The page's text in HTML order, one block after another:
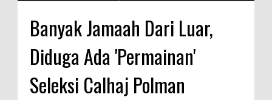
Banyak Jamaah Dari Luar,
Diduga Ada 'Permainan'
Seleksi Calhaj Polman